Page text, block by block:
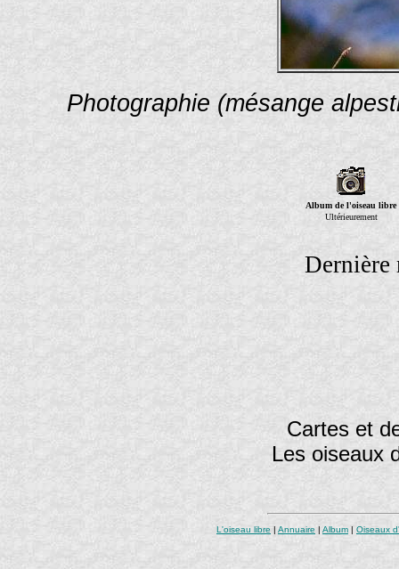
Photographie (mésange
Album de l'oiseau libre
Ultérieurement
Cartes et
Les oiseaux
L'oiseau libre | Annuaire | Album | Oiseaux